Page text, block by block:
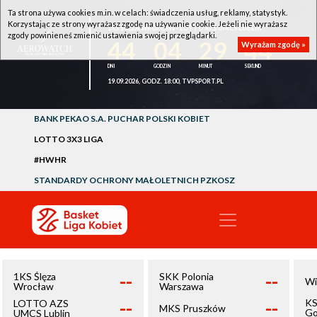
1KS ŚLĘZA WROCŁAW - LOTTO AZS UMCS LUBLIN
44
19.09.2026, GODZ. 18:00, TVPSPORT.PL
BANK PEKAO S.A. PUCHAR POLSKI KOBIET
LOTTO 3X3 LIGA
#HWHR
STANDARDY OCHRONY MAŁOLETNICH PZKOSZ
1KS Ślęza
Wrocław
--
LOTTO AZS
UMCS Lublin
--
SKK Polonia
Warszawa
--
MKS Pruszków --
Ta strona używa cookies m.in. w celach: świadczenia usług, reklamy, statystyk.
Korzystając ze strony wyrażasz zgodę na używanie cookie. Jeżeli nie wyrażasz
zgody powinieneś zmienić ustawienia swojej przeglądarki.
Wyrażam zgodę »